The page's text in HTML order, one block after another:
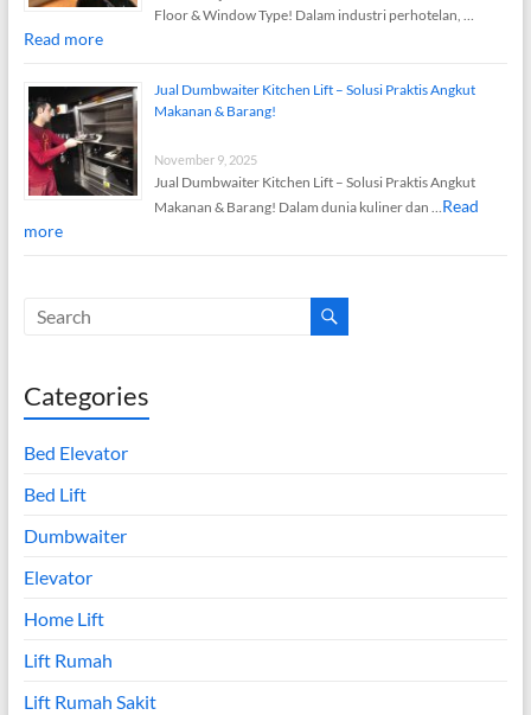
Floor & Window Type! Dalam industri perhotelan, …
Read more
Jual Dumbwaiter Kitchen Lift – Solusi Praktis Angkut
Makanan & Barang!
November 9, 2025
Jual Dumbwaiter Kitchen Lift – Solusi Praktis Angkut
Makanan & Barang! Dalam dunia kuliner dan … Read
more
Categories
Bed Elevator
Bed Lift
Dumbwaiter
Elevator
Home Lift
Lift Rumah
Lift Rumah Sakit